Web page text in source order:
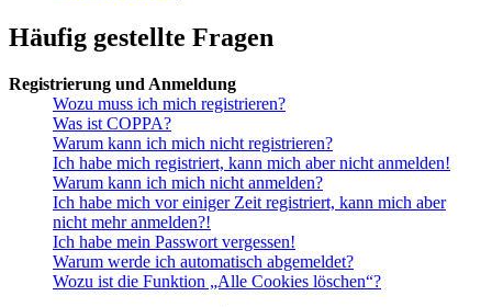
Häufig gestellte Fragen
Registrierung und Anmeldung
Wozu muss ich mich registrieren?
Was ist COPPA?
Warum kann ich mich nicht registrieren?
Ich habe mich registriert, kann mich aber nicht anmelden!
Warum kann ich mich nicht anmelden?
Ich habe mich vor einiger Zeit registriert, kann mich aber
nicht mehr anmelden?!
Ich habe mein Passwort vergessen!
Warum werde ich automatisch abgemeldet?
Wozu ist die Funktion „Alle Cookies löschen“?